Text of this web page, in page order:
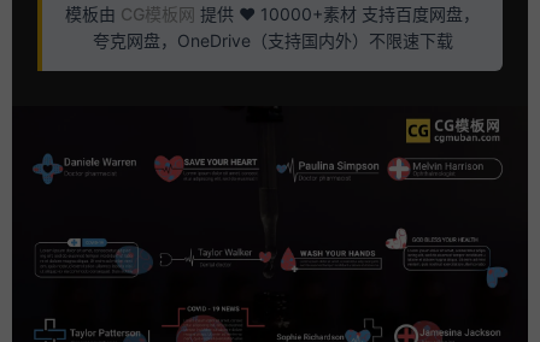
模板由 CG模板网 提供 ❤️ 10000+素材 支持百度网盘，
夸克网盘，OneDrive（支持国内外）不限速下载